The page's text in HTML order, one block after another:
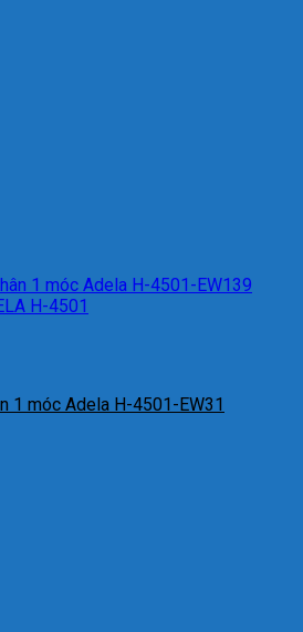
1 móc Adela H-4501-EW31